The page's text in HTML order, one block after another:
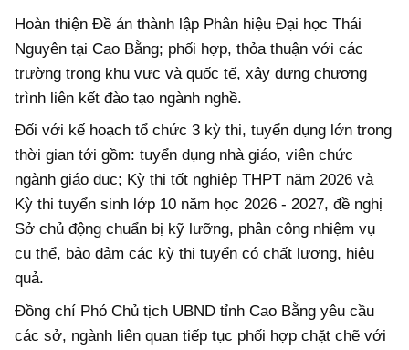
Hoàn thiện Đề án thành lập Phân hiệu Đại học Thái
Nguyên tại Cao Bằng; phối hợp, thỏa thuận với các
trường trong khu vực và quốc tế, xây dựng chương
trình liên kết đào tạo ngành nghề.
Đối với kế hoạch tổ chức 3 kỳ thi, tuyển dụng lớn trong
thời gian tới gồm: tuyển dụng nhà giáo, viên chức
ngành giáo dục; Kỳ thi tốt nghiệp THPT năm 2026 và
Kỳ thi tuyển sinh lớp 10 năm học 2026 - 2027, đề nghị
Sở chủ động chuẩn bị kỹ lưỡng, phân công nhiệm vụ
cụ thể, bảo đảm các kỳ thi tuyển có chất lượng, hiệu
quả.
Đồng chí Phó Chủ tịch UBND tỉnh Cao Bằng yêu cầu
các sở, ngành liên quan tiếp tục phối hợp chặt chẽ với